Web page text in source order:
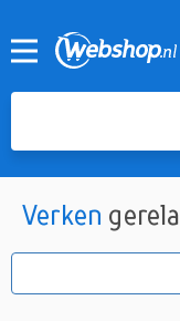
Verken